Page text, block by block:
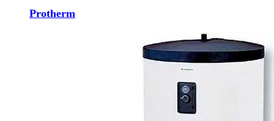
Protherm